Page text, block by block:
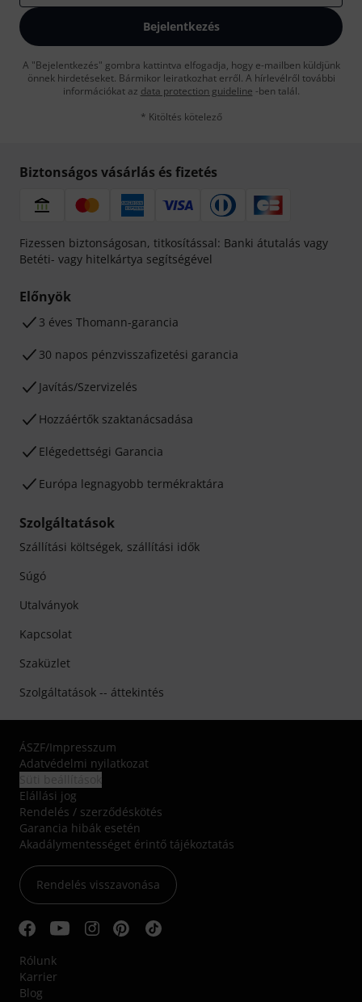
Bejelentkezés
A "Bejelentkezés" gombra kattintva elfogadja, hogy e-mailben küldjünk
önnek hirdetéseket. Bármikor leiratkozhat erről. A hírlevélről további
információkat az data protection guideline -ben talál.
* Kitöltés kötelező
Biztonságos vásárlás és fizetés
Fizessen biztonságosan, titkosítással: Banki átutalás vagy
Betéti- vagy hitelkártya segítségével
Előnyök
3 éves Thomann-garancia
30 napos pénzvisszafizetési garancia
Javítás/Szervizelés
Hozzáértők szaktanácsadása
Elégedettségi Garancia
Európa legnagyobb termékraktára
Szolgáltatások
Szállítási költségek, szállítási idők
Súgó
Utalványok
Kapcsolat
Szaküzlet
Szolgáltatások -- áttekintés
ÁSZF/Impresszum
Adatvédelmi nyilatkozat
Elállási jog
Rendelés / szerződéskötés
Garancia hibák esetén
Akadálymentességet érintő tájékoztatás
Rendelés visszavonása
Rólunk
Karrier
Blog